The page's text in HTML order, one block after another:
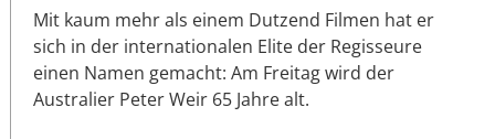
Mit kaum mehr als einem Dutzend Filmen hat er
sich in der internationalen Elite der Regisseure
einen Namen gemacht: Am Freitag wird der
Australier Peter Weir 65 Jahre alt.